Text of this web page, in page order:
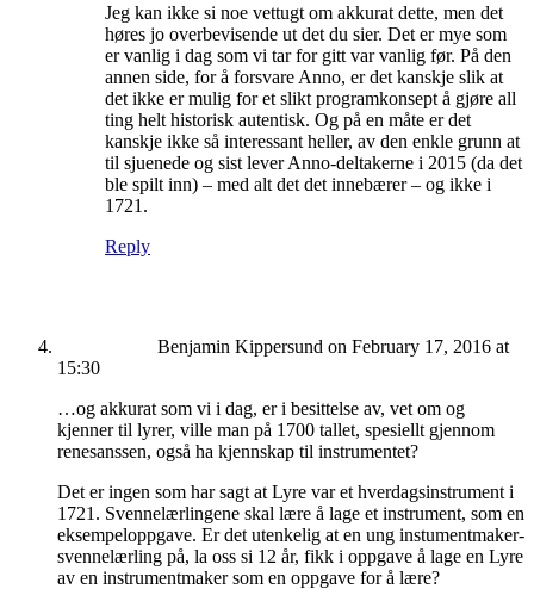
Jeg kan ikke si noe vettugt om akkurat dette, men det
høres jo overbevisende ut det du sier. Det er mye som
er vanlig i dag som vi tar for gitt var vanlig før. På den
annen side, for å forsvare Anno, er det kanskje slik at
det ikke er mulig for et slikt programkonsept å gjøre all
ting helt historisk autentisk. Og på en måte er det
kanskje ikke så interessant heller, av den enkle grunn at
til sjuenede og sist lever Anno-deltakerne i 2015 (da det
ble spilt inn) – med alt det det innebærer – og ikke i
1721.
Reply
Benjamin Kippersund on February 17, 2016 at
15:30
…og akkurat som vi i dag, er i besittelse av, vet om og
kjenner til lyrer, ville man på 1700 tallet, spesiellt gjennom
renesanssen, også ha kjennskap til instrumentet?
Det er ingen som har sagt at Lyre var et hverdagsinstrument i
1721. Svennelærlingene skal lære å lage et instrument, som en
eksempeloppgave. Er det utenkelig at en ung instumentmaker-
svennelærling på, la oss si 12 år, fikk i oppgave å lage en Lyre
av en instrumentmaker som en oppgave for å lære?